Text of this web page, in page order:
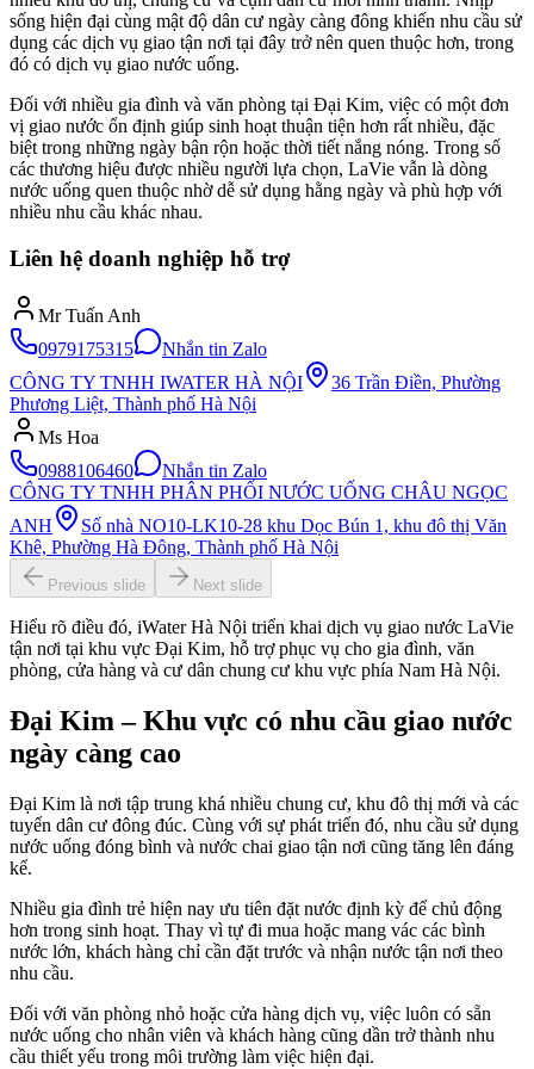
sống hiện đại cùng mật độ dân cư ngày càng đông khiến nhu cầu sử
dụng các dịch vụ giao tận nơi tại đây trở nên quen thuộc hơn, trong
đó có dịch vụ giao nước uống.
Đối với nhiều gia đình và văn phòng tại Đại Kim, việc có một đơn
vị giao nước ổn định giúp sinh hoạt thuận tiện hơn rất nhiều, đặc
biệt trong những ngày bận rộn hoặc thời tiết nắng nóng. Trong số
các thương hiệu được nhiều người lựa chọn, LaVie vẫn là dòng
nước uống quen thuộc nhờ dễ sử dụng hằng ngày và phù hợp với
nhiều nhu cầu khác nhau.
Liên hệ doanh nghiệp hỗ trợ
Mr Tuấn Anh
0979175315
Nhắn tin Zalo
CÔNG TY TNHH IWATER HÀ NỘI
36 Trần Điền, Phường
Phương Liệt, Thành phố Hà Nội
Ms Hoa
0988106460
Nhắn tin Zalo
CÔNG TY TNHH PHÂN PHỐI NƯỚC UỐNG CHÂU NGỌC
ANH
Số nhà NO10-LK10-28 khu Dọc Bún 1, khu đô thị Văn
Khê, Phường Hà Đông, Thành phố Hà Nội
Previous slide Next slide
Hiểu rõ điều đó, iWater Hà Nội triển khai dịch vụ giao nước LaVie
tận nơi tại khu vực Đại Kim, hỗ trợ phục vụ cho gia đình, văn
phòng, cửa hàng và cư dân chung cư khu vực phía Nam Hà Nội.
Đại Kim – Khu vực có nhu cầu giao nước
ngày càng cao
Đại Kim là nơi tập trung khá nhiều chung cư, khu đô thị mới và các
tuyến dân cư đông đúc. Cùng với sự phát triển đó, nhu cầu sử dụng
nước uống đóng bình và nước chai giao tận nơi cũng tăng lên đáng
kể.
Nhiều gia đình trẻ hiện nay ưu tiên đặt nước định kỳ để chủ động
hơn trong sinh hoạt. Thay vì tự đi mua hoặc mang vác các bình
nước lớn, khách hàng chỉ cần đặt trước và nhận nước tận nơi theo
nhu cầu.
Đối với văn phòng nhỏ hoặc cửa hàng dịch vụ, việc luôn có sẵn
nước uống cho nhân viên và khách hàng cũng dần trở thành nhu
cầu thiết yếu trong môi trường làm việc hiện đại.